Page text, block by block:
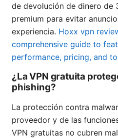
de devolución de dinero de
premium para evitar
experiencia. Hoxx vpn
comprehensive guide to
performance, pricing, and
¿La VPN gratuita
phishing?
La protección contra
proveedor y de las
VPN gratuitas no cubren